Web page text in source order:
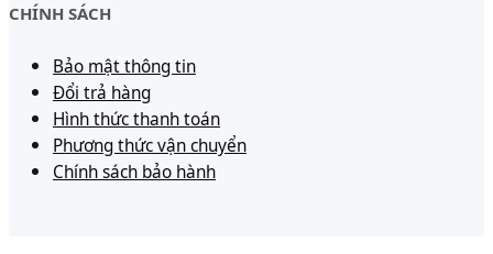
CHÍNH SÁCH
Bảo mật thông tin
Đổi trả hàng
Hình thức thanh toán
Phương thức vận chuyển
Chính sách bảo hành